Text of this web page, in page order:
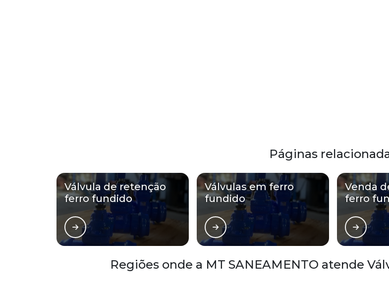
Páginas
Válvula de retenção
ferro fundido
Válvulas em ferro
fundido
Venda
ferro
Regiões onde a MT SANEAMENTO atende